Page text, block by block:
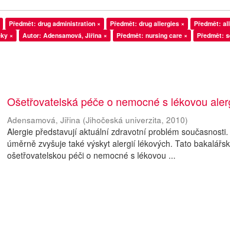
Předmět: drug administration × Předmět: drug allergies × Předmět:
× Autor: Adensamová, Jiřina × Předmět: nursing care × Předmět:
Ošetřovatelská péče o nemocné s lékovou
Adensamová, Jiřina (Jihočeská univerzita,2010)
Alergie představují aktuální zdravotní problém
úměrně zvyšuje také výskyt alergií lékových. Tato
ošetřovatelskou péči o nemocné s lékovou ...